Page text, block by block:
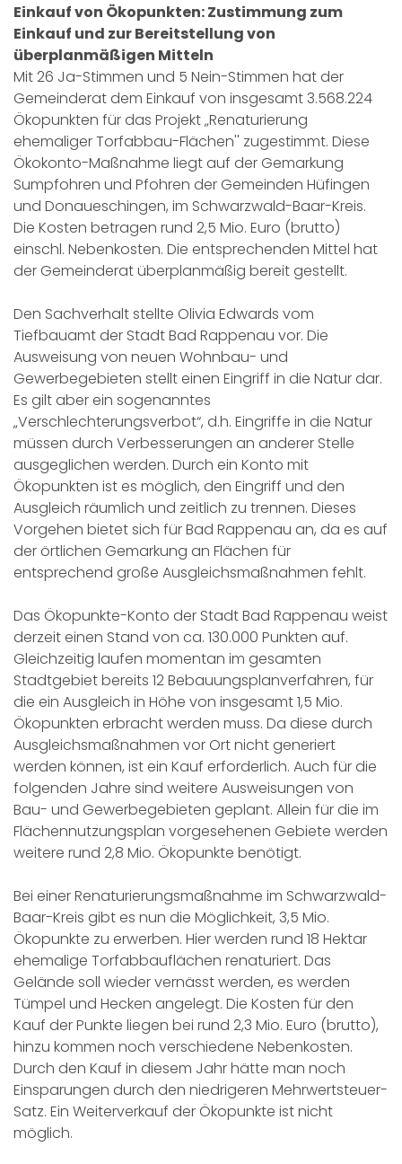
Einkauf von Ökopunkten: Zustimmung zum
Einkauf und zur Bereitstellung von
überplanmäßigen Mitteln
Mit 26 Ja-Stimmen und 5 Nein-Stimmen hat der
Gemeinderat dem Einkauf von insgesamt 3.568.224
Ökopunkten für das Projekt „Renaturierung
ehemaliger Torfabbau-Flächen'' zugestimmt. Diese
Ökokonto-Maßnahme liegt auf der Gemarkung
Sumpfohren und Pfohren der Gemeinden Hüfingen
und Donaueschingen, im Schwarzwald-Baar-Kreis.
Die Kosten betragen rund 2,5 Mio. Euro (brutto)
einschl. Nebenkosten. Die entsprechenden Mittel hat
der Gemeinderat überplanmäßig bereit gestellt.
Den Sachverhalt stellte Olivia Edwards vom
Tiefbauamt der Stadt Bad Rappenau vor. Die
Ausweisung von neuen Wohnbau- und
Gewerbegebieten stellt einen Eingriff in die Natur dar.
Es gilt aber ein sogenanntes
„Verschlechterungsverbot“, d.h. Eingriffe in die Natur
müssen durch Verbesserungen an anderer Stelle
ausgeglichen werden. Durch ein Konto mit
Ökopunkten ist es möglich, den Eingriff und den
Ausgleich räumlich und zeitlich zu trennen. Dieses
Vorgehen bietet sich für Bad Rappenau an, da es auf
der örtlichen Gemarkung an Flächen für
entsprechend große Ausgleichsmaßnahmen fehlt.
Das Ökopunkte-Konto der Stadt Bad Rappenau weist
derzeit einen Stand von ca. 130.000 Punkten auf.
Gleichzeitig laufen momentan im gesamten
Stadtgebiet bereits 12 Bebauungsplanverfahren, für
die ein Ausgleich in Höhe von insgesamt 1,5 Mio.
Ökopunkten erbracht werden muss. Da diese durch
Ausgleichsmaßnahmen vor Ort nicht generiert
werden können, ist ein Kauf erforderlich. Auch für die
folgenden Jahre sind weitere Ausweisungen von
Bau- und Gewerbegebieten geplant. Allein für die im
Flächennutzungsplan vorgesehenen Gebiete werden
weitere rund 2,8 Mio. Ökopunkte benötigt.
Bei einer Renaturierungsmaßnahme im Schwarzwald-
Baar-Kreis gibt es nun die Möglichkeit, 3,5 Mio.
Ökopunkte zu erwerben. Hier werden rund 18 Hektar
ehemalige Torfabbauflächen renaturiert. Das
Gelände soll wieder vernässt werden, es werden
Tümpel und Hecken angelegt. Die Kosten für den
Kauf der Punkte liegen bei rund 2,3 Mio. Euro (brutto),
hinzu kommen noch verschiedene Nebenkosten.
Durch den Kauf in diesem Jahr hätte man noch
Einsparungen durch den niedrigeren Mehrwertsteuer-
Satz. Ein Weiterverkauf der Ökopunkte ist nicht
möglich.